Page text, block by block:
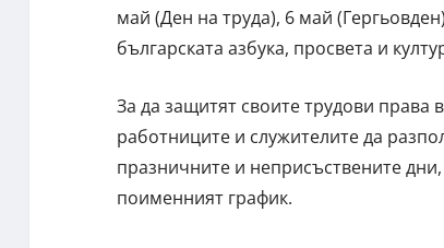
май (Ден на труда), 6 май
българската азбука, просвета и
За да защитят своите трудови права
работниците и служителите да
празничните и неприсъствените
поименният график.